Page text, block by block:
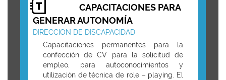
CAPACITACIONES PARA
GENERAR AUTONOMÍA
DIRECCION DE DISCAPACIDAD
Capacitaciones permanentes para la
confección de CV para la solicitud de
empleo, para autoconocimientos y
utilización de técnica de role – playing. El